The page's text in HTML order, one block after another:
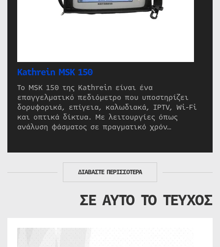
Kathrein MSK 150
Το MSK 150 της Kathrein είναι ένα
επαγγελματικό πεδιόμετρο που υποστηρίζει
δορυφορικά, επίγεια, καλωδιακά, IPTV, Wi-Fi
και οπτικά δίκτυα. Με λειτουργίες όπως
ανάλυση φάσματος σε πραγματικό χρόν…
ΔΙΑΒΑΣΤΕ ΠΕΡΙΣΣΟΤΕΡΑ
ΣΕ ΑΥΤΟ ΤΟ ΤΕΥΧΟΣ